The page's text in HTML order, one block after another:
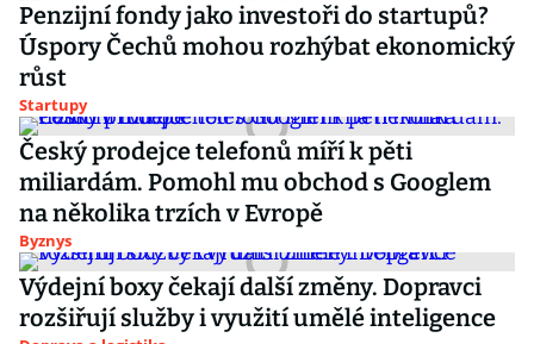
Penzijní fondy jako investoři do startupů?
Úspory Čechů mohou rozhýbat ekonomický
růst
Startupy
Český prodejce telefonů míří k pěti
miliardám. Pomohl mu obchod s Googlem
na několika trzích v Evropě
Byznys
Výdejní boxy čekají další změny. Dopravci
rozšiřují služby i využití umělé inteligence